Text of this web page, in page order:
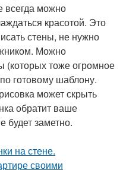
всегда можно
красотой. Это
стены, не нужно
Можно
(которых тоже огромное
готовому шаблону.
может скрыть
обратит ваше
будет заметно.